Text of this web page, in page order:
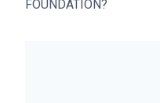
FOUNDATION?